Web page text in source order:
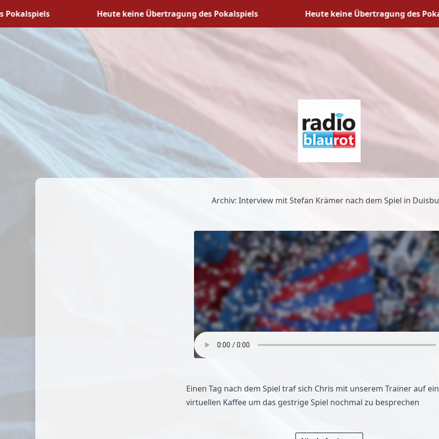
Heute keine Übertragung des Pokalspiels Heute keine Übertragung des
Archiv: Interview mit Stefan Krämer nach dem Spiel in
Einen Tag nach dem Spiel traf sich Chris mit unserem Trainer auf
virtuellen Kaffee um das gestrige Spiel nochmal zu besprechen